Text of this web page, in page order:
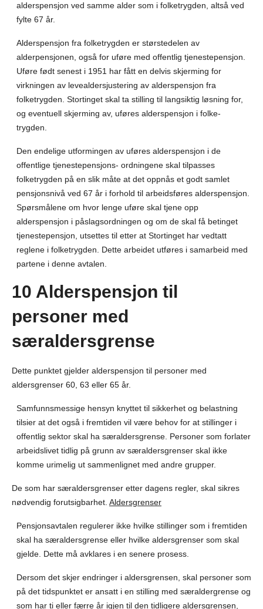
alderspensjon ved samme alder som i folketrygden, altså ved
fylte 67 år.
Alderspensjon fra folketrygden er størstedelen av
alderpensjonen, også for uføre med offentlig tjenestepensjon.
Uføre født senest i 1951 har fått en delvis skjerming for
virkningen av levealdersjustering av alderspensjon fra
folketrygden. Stortinget skal ta stilling til langsiktig løsning for,
og eventuell skjerming av, uføres alderspensjon i folke-
trygden.
Den endelige utformingen av uføres alderspensjon i de
offentlige tjenestepensjons- ordningene skal tilpasses
folketrygden på en slik måte at det oppnås et godt samlet
pensjonsnivå ved 67 år i forhold til arbeidsføres alderspensjon.
Spørsmålene om hvor lenge uføre skal tjene opp
alderspensjon i påslagsordningen og om de skal få betinget
tjenestepensjon, utsettes til etter at Stortinget har vedtatt
reglene i folketrygden. Dette arbeidet utføres i samarbeid med
partene i denne avtalen.
10 Alderspensjon til
personer med
særaldersgrense
Dette punktet gjelder alderspensjon til personer med
aldersgrenser 60, 63 eller 65 år.
Samfunnsmessige hensyn knyttet til sikkerhet og belastning
tilsier at det også i fremtiden vil være behov for at stillinger i
offentlig sektor skal ha særaldersgrense. Personer som forlater
arbeidslivet tidlig på grunn av særaldersgrenser skal ikke
komme urimelig ut sammenlignet med andre grupper.
De som har særaldersgrenser etter dagens regler, skal sikres
nødvendig forutsigbarhet. Aldersgrenser
Pensjonsavtalen regulerer ikke hvilke stillinger som i fremtiden
skal ha særaldersgrense eller hvilke aldersgrenser som skal
gjelde. Dette må avklares i en senere prosess.
Dersom det skjer endringer i aldersgrensen, skal personer som
på det tidspunktet er ansatt i en stilling med særaldergrense og
som har ti eller færre år igjen til den tidligere aldersgrensen,